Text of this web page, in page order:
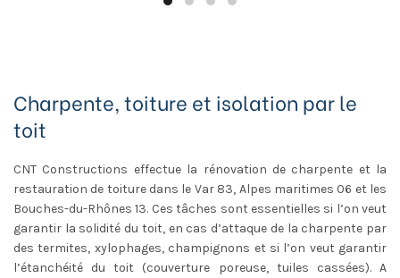
Charpente, toiture et isolation par le
toit
CNT Constructions effectue la rénovation de charpente et la
restauration de toiture dans le Var 83, Alpes maritimes 06 et les
Bouches-du-Rhônes 13. Ces tâches sont essentielles si l’on veut
garantir la solidité du toit, en cas d’attaque de la charpente par
des termites, xylophages, champignons et si l’on veut garantir
l’étanchéité du toit (couverture poreuse, tuiles cassées). A